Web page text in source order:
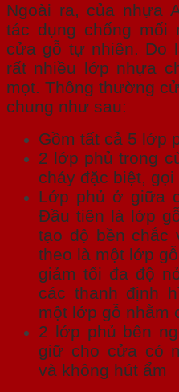
Ngoài ra, của nhựa
tác dụng chống mối
cửa gỗ tự nhiên. Do
rất nhiều lớp nhựa
mọt. Thông thường
chung như sau:
Gồm tất cả 5 lớp
2 lớp phủ trong
cháy đặc biệt, gọi
Lớp phủ ở giữa
Đầu tiên là lớp
tạo độ bền chắc
theo là một lớp
giảm tối đa độ
các thanh định
một lớp gỗ nhằm
2 lớp phủ bên
giữ cho cửa có
và không hút ẩm